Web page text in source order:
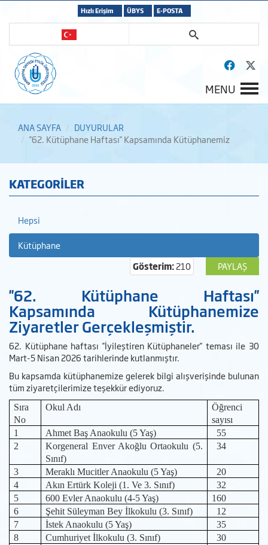
Hızlı Erişim ÜBYS E-POSTA
MENU
ANA SAYFA
DUYURULAR
''62. Kütüphane Haftası'' Kapsamında Kütüphanemiz
KATEGORİLER
Hepsi
Kütüphane
PAYLAŞ
Gösterim:210
''62. Kütüphane Haftası''
Kapsamında Kütüphanemize
Ziyaretler Gerçekleşmiştir.
62. Kütüphane haftası ''İyileştiren Kütüphaneler'' teması ile 30
Mart-5 Nisan 2026 tarihlerinde kutlanmıştır.
Bu kapsamda kütüphanemize gelerek bilgi alışverişinde bulunan
tüm ziyaretçilerimize teşekkür ediyoruz.
Sıra
No
Okul Adı
Öğrenci
sayısı
1
Ahmet Baş Anaokulu (5 Yaş)
55
2
Korgeneral Enver Akoğlu Ortaokulu (5.
Sınıf)
34
3 Meraklı Mucitler Anaokulu (5 Yaş)
20
4
Akın Ertürk Koleji (1. Ve 3. Sınıf)
32
5
600 Evler Anaokulu (4-5 Yaş)
160
6
Şehit Süleyman Bey İlkokulu (3. Sınıf)
12
7
İstek Anaokulu (5 Yaş)
35
8
Cumhuriyet İlkokulu (3. Sınıf)
30